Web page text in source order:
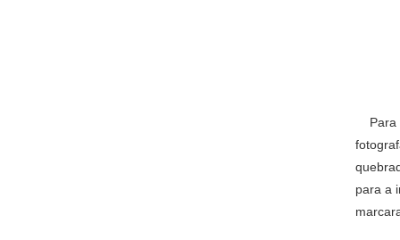
Para
para a